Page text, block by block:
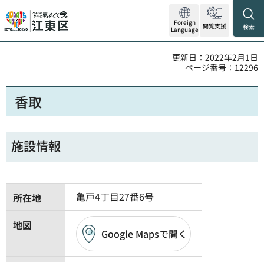
Foreign
Language 閲覧支援 検索
更新日：2022年2月1日
ページ番号：12296
香取
施設情報
所在地
亀戸4丁目27番6号
地図
Google Mapsで開く